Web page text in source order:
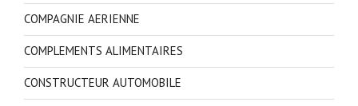
COMPAGNIE AERIENNE
COMPLEMENTS ALIMENTAIRES
CONSTRUCTEUR AUTOMOBILE